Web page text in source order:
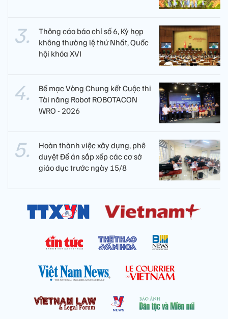
Thông cáo báo chí số 6, Kỳ họp
không thường lệ thứ Nhất, Quốc
hội khóa XVI
Bế mạc Vòng Chung kết Cuộc thi
Tài năng Robot ROBOTACON
WRO - 2026
Hoàn thành việc xây dựng, phê
duyệt Đề án sắp xếp các cơ sở
giáo dục trước ngày 15/8